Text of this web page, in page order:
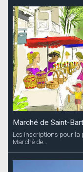
Marché de Saint-
Les inscriptions pour la
Marché de...